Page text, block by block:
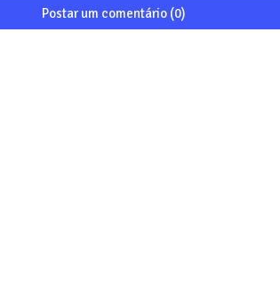
Postar um comentário (0)